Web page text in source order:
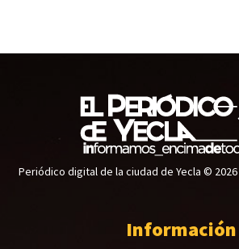
Periódico digital de la ciudad de Yecla © 2026
Información